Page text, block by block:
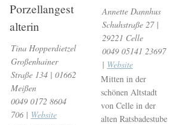
Porzellangest
alterin
Tina Hopperdietzel
Großenhainer
Straße 134 | 01662
Meißen
0049 0172 8604
706 | Website
Annette Dannhus
Schuhstraße 27 |
29221 Celle
0049 05141 23697
| Website
Mitten in der
schönen Altstadt
von Celle in der
alten Ratsbadestube